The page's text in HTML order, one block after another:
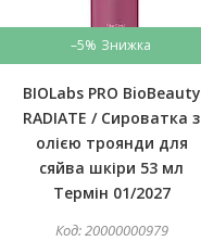
–5%
BIOLabs PRO BioBeauty
RADIATE / Сироватка з
олією троянди для
сяйва шкіри 53 мл
Термін 01/2027
20000000979